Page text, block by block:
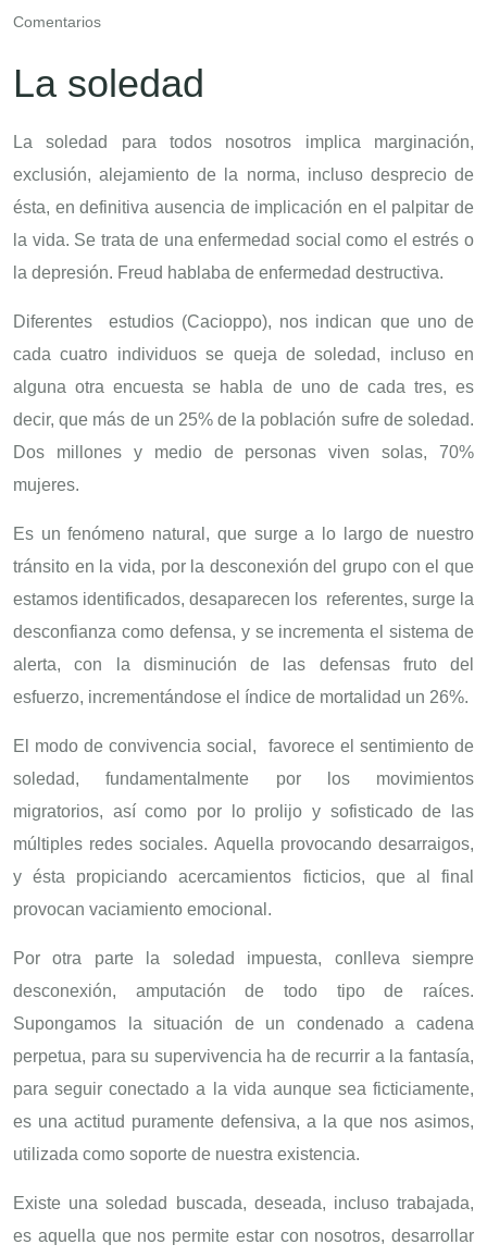
Comentarios
La soledad
La soledad para todos nosotros implica marginación,
exclusión, alejamiento de la norma, incluso desprecio de
ésta, en definitiva ausencia de implicación en el palpitar de
la vida. Se trata de una enfermedad social como el estrés o
la depresión. Freud hablaba de enfermedad destructiva.
Diferentes estudios (Cacioppo), nos indican que uno de
cada cuatro individuos se queja de soledad, incluso en
alguna otra encuesta se habla de uno de cada tres, es
decir, que más de un 25% de la población sufre de soledad.
Dos millones y medio de personas viven solas, 70%
mujeres.
Es un fenómeno natural, que surge a lo largo de nuestro
tránsito en la vida, por la desconexión del grupo con el que
estamos identificados, desaparecen los referentes, surge la
desconfianza como defensa, y se incrementa el sistema de
alerta, con la disminución de las defensas fruto del
esfuerzo, incrementándose el índice de mortalidad un 26%.
El modo de convivencia social, favorece el sentimiento de
soledad, fundamentalmente por los movimientos
migratorios, así como por lo prolijo y sofisticado de las
múltiples redes sociales. Aquella provocando desarraigos,
y ésta propiciando acercamientos ficticios, que al final
provocan vaciamiento emocional.
Por otra parte la soledad impuesta, conlleva siempre
desconexión, amputación de todo tipo de raíces.
Supongamos la situación de un condenado a cadena
perpetua, para su supervivencia ha de recurrir a la fantasía,
para seguir conectado a la vida aunque sea ficticiamente,
es una actitud puramente defensiva, a la que nos asimos,
utilizada como soporte de nuestra existencia.
Existe una soledad buscada, deseada, incluso trabajada,
es aquella que nos permite estar con nosotros, desarrollar